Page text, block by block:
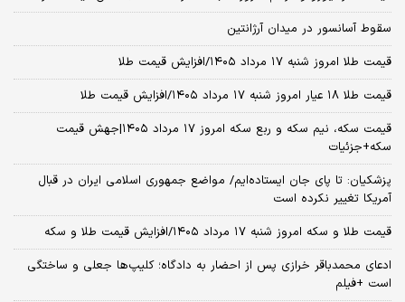
سقوط آسانسور در میدان آرژانتین
قیمت طلا امروز شنبه ۱۷ مرداد ۱۴۰۵/افزایش قیمت طلا
قیمت طلا ۱۸ عیار امروز شنبه ۱۷ مرداد ۱۴۰۵/افزایش قیمت طلا
قیمت سکه، نیم سکه و ربع سکه امروز ۱۷ مرداد ۱۴۰۵|جهش قیمت
سکه+جزئیات
پزشکیان: تا پای جان ایستاده‌ایم/ مواضع جمهوری اسلامی ایران در قبال
آمریکا تغییر نکرده است
قیمت طلا و سکه امروز شنبه ۱۷ مرداد ۱۴۰۵/افزایش قیمت طلا و سکه
ادعای محمدباقر خرازی پس از احضار به دادگاه؛ کلیپ‌ها جعلی و ساختگی
است +فیلم